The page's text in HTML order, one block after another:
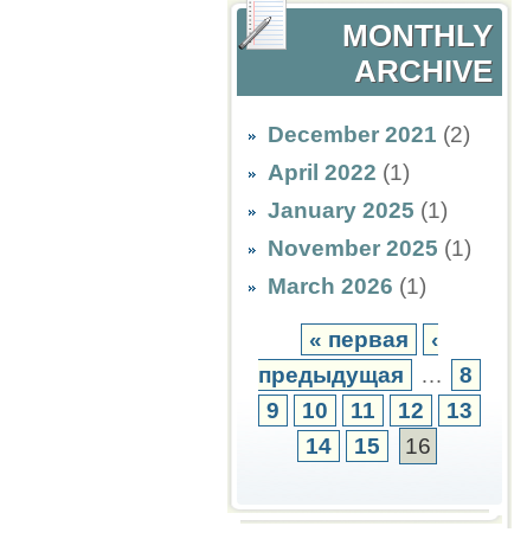
MONTHLY
ARCHIVE
December 2021 (2)
April 2022 (1)
January 2025 (1)
November 2025 (1)
March 2026 (1)
« первая
‹
предыдущая
…
8
9
10 11 12
13
14
15 16